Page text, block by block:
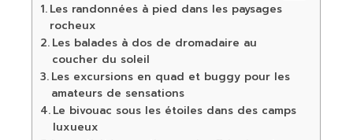
Les randonnées à pied dans les paysages
rocheux
Les balades à dos de dromadaire au
coucher du soleil
Les excursions en quad et buggy pour les
amateurs de sensations
Le bivouac sous les étoiles dans des camps
luxueux